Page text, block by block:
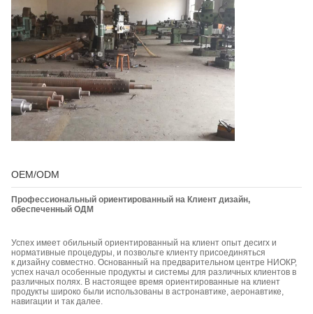
OEM/ODM
Профессиональный ориентированный на Клиент дизайн,
обеспеченный ОДМ
Успех имеет обильный ориентированный на клиент опыт десигх и
нормативные процедуры, и позвольте клиенту присоединяться
к дизайну совместно. Основанный на предварительном центре НИОКР,
успех начал особенные продукты и системы для различных клиентов в
различных полях. В настоящее время ориентированные на клиент
продукты широко были использованы в астронавтике, аеронавтике,
навигации и так далее.